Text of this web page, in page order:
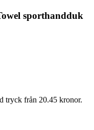
sporthandduk